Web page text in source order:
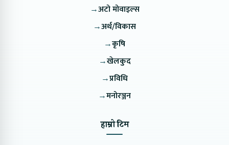
→अटो मोवाइल्स
→अर्थ/विकास
→कृषि
→खेलकुद
→प्रविधि
→मनोरञ्जन
हाम्रो टिम